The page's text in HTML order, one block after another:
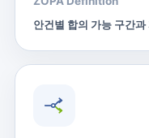
안건별 합의 가능 구간